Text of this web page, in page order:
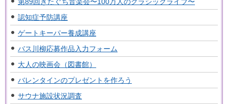
認知症予防講座
ゲートキーパー養成講座
バス川柳応募作品入力フォーム
大人の映画会（図書館）
バレンタインのプレゼントを作ろう
サウナ施設状況調査